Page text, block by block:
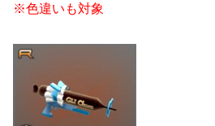
※色違いも対象